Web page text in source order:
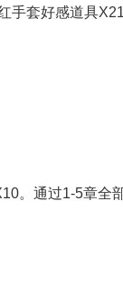
手套好感道具
。通过1-5章全